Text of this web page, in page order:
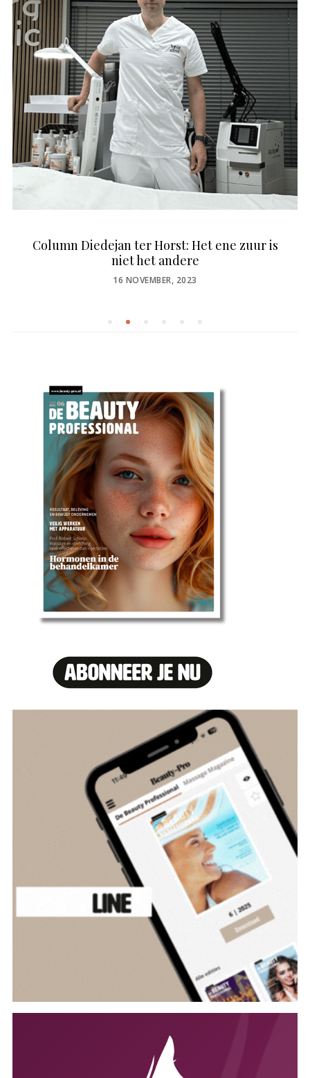
Column Diedejan ter Horst: Het ene zuur is
niet het andere
POSTED
16 NOVEMBER, 2023